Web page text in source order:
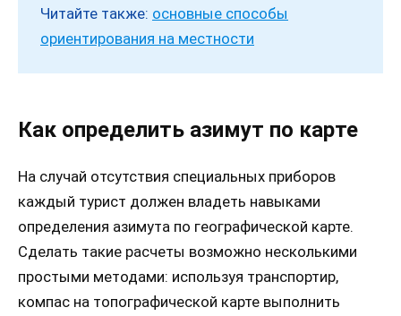
Читайте также: основные способы
ориентирования на местности
Как определить азимут по карте
На случай отсутствия специальных приборов
каждый турист должен владеть навыками
определения азимута по географической карте.
Сделать такие расчеты возможно несколькими
простыми методами: используя транспортир,
компас на топографической карте выполнить